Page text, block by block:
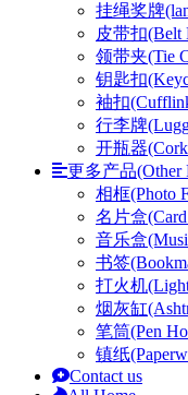
挂绳奖牌
皮带扣(Belt
领带夹(Tie
钥匙扣
袖扣
行李牌
开瓶器
更多产品(Other
相框(Photo
名片盒
音乐盒
书签
打火机
烟灰缸
笔筒(Pen
镇纸
Contact us